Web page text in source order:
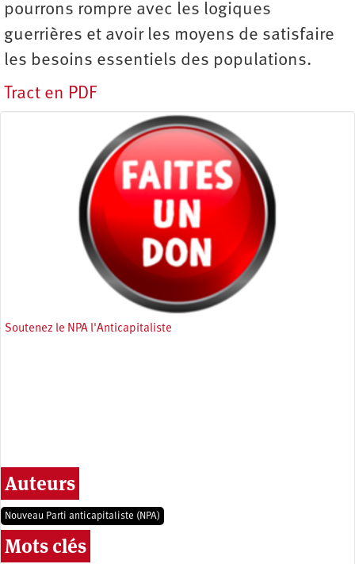
pourrons rompre avec les logiques
guerrières et avoir les moyens de satisfaire
les besoins essentiels des populations.
Tract en PDF
Soutenez le NPA l'Anticapitaliste
Auteurs
Nouveau Parti anticapitaliste (NPA)
Mots clés